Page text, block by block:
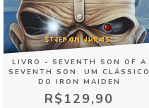
LIVRO - SEVENTH SON OF A
SEVENTH SON: UM CLÁSSICO
DO IRON MAIDEN
R$129,90